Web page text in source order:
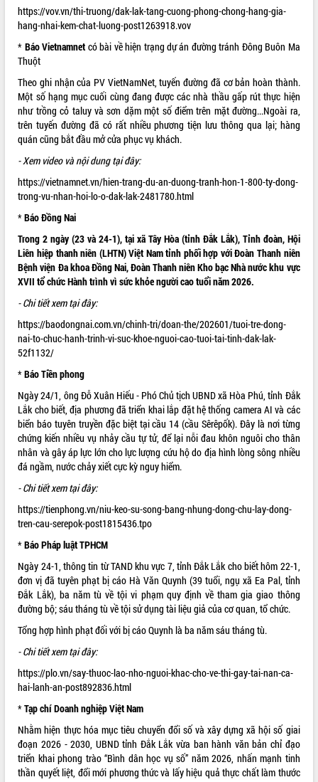
truyền số liệu chuyên dùng phục vụ cơ
quan Đảng, Nhà nước
Lễ phát động chuỗi hoạt động chung
tay làm sạch môi trường
Xã Ea Kar bước chuyển mình trong
công tác cải cách hành chính mô hình
mới
UBND tỉnh họp báo định kỳ tháng 4
năm 2026
Hội thảo khoa học “Giải pháp thúc đẩy
Đắk Lắk”
Tăng cường giám sát, đôn đốc thực
hiện nhiệm vụ quản lý tài sản công
hàng tuần
Tháo gỡ những vướng mắc, đẩy mạnh
công tác cải cách thủ tục hành chính
tại Trung tâm Phục vụ hành chính
Đắk Lắk: Tôn vinh 46 giải pháp tại Hội
thi Sáng tạo Kỹ thuật 2024 - 2025
Đắk Lắk rà soát, điều chỉnh Đề án 190
về phát triển nuôi trồng thủy sản
Phó Chủ tịch UBND tỉnh Đắk Lắk
Trương Công Thái kiểm tra thực địa
Dự án cao tốc Khánh Hòa - Buôn Ma
Thuột
Định vị cà phê Việt Nam như một “di
sản sống” trong dòng chảy toàn cầu
Xây dựng nông thôn mới: Nâng cao đời
sống người dân từ những mô hình thiết
thực
Quyết liệt tháo gỡ vướng mắc, đẩy
nhanh tiến độ các dự án trọng điểm
trong Khu kinh tế Nam Phú Yên
Hòn Yến phát triển du lịch gắn với bảo
tồn biển
Lấy ý kiến điều chỉnh Quy hoạch tỉnh
Đắk Lắk thời kỳ 2021-2030, tầm nhìn
Phát động chiến dịch 30 ngày đêm
giải phóng mặt bằng Tuyến đường bộ
ven biển
Đắk Lắk nỗ lực thúc đẩy tăng trưởng
II/2026
Đắk Lắk ký kết thỏa thuận hợp tác về
chuyển đổi số giai đoạn 2026 – 2030
với Tập đoàn Bưu chính Viễn thông
Việt Nam
https://vov.vn/thi-truong/dak-lak-tang-cuong-phong-chong-hang-gia-
hang-nhai-kem-chat-luong-post1263918.vov
* Báo Vietnamnetcó bài về hiện trạng dự án đường tránh Đông Buôn Ma
Thuột
Theo ghi nhận của PV VietNamNet, tuyến đường đã cơ bản hoàn thành.
Một số hạng mục cuối cùng đang được các nhà thầu gấp rút thực hiện
như trồng cỏ taluy và sơn dặm một số điểm trên mặt đường...Ngoài ra,
trên tuyến đường đã có rất nhiều phương tiện lưu thông qua lại; hàng
quán cũng bắt đầu mở cửa phục vụ khách.
- Xem video và nội dung tại đây:
https://vietnamnet.vn/hien-trang-du-an-duong-tranh-hon-1-800-ty-dong-
trong-vu-nhan-hoi-lo-o-dak-lak-2481780.html
*Báo Đồng Nai
Trong 2 ngày (23 và 24-1), tại xã Tây Hòa (tỉnh Đắk Lắk), Tỉnh đoàn, Hội
Liên hiệp thanh niên (LHTN) Việt Nam tỉnh phối hợp với Đoàn Thanh niên
Bệnh viện Đa khoa Đồng Nai, Đoàn Thanh niên Kho bạc Nhà nước khu vực
XVII tổ chức Hành trình vì sức khỏe người cao tuổi năm 2026.
- Chi tiết xem tại đây:
https://baodongnai.com.vn/chinh-tri/doan-the/202601/tuoi-tre-dong-
nai-to-chuc-hanh-trinh-vi-suc-khoe-nguoi-cao-tuoi-tai-tinh-dak-lak-
52f1132/
*Báo Tiền phong
Ngày 24/1, ông Đỗ Xuân Hiếu - Phó Chủ tịch UBND xã Hòa Phú, tỉnh Đắk
Lắk cho biết, địa phương đã triển khai lắp đặt hệ thống camera AI và các
biển báo tuyên truyền đặc biệt tại cầu 14 (cầu Sêrêpốk). Đây là nơi từng
chứng kiến nhiều vụ nhảy cầu tự tử, để lại nỗi đau khôn nguôi cho thân
nhân và gây áp lực lớn cho lực lượng cứu hộ do địa hình lòng sông nhiều
đá ngầm, nước chảy xiết cực kỳ nguy hiểm.
- Chi tiết xem tại đây:
https://tienphong.vn/niu-keo-su-song-bang-nhung-dong-chu-lay-dong-
tren-cau-serepok-post1815436.tpo
*Báo Pháp luật TPHCM
Ngày 24-1, thông tin từ TAND khu vực 7, tỉnhĐắk Lắk cho biết hôm 22-1,
đơn vị đã tuyên phạt bị cáo Hà Văn Quynh (39 tuổi, ngụ xã Ea Pal, tỉnh
Đắk Lắk), ba năm tù về tội vi phạm quy định về tham giagiao thông
đường bộ; sáu tháng tù về tội sử dụng tài liệu giả của cơ quan, tổ chức.
Tổng hợp hình phạt đối với bị cáo Quynh là ba năm sáu tháng tù.
- Chi tiết xem tại đây:
https://plo.vn/say-thuoc-lao-nho-nguoi-khac-cho-ve-thi-gay-tai-nan-ca-
hai-lanh-an-post892836.html
*Tạp chí Doanh nghiệp Việt Nam
Nhằm hiện thực hóa mục tiêu chuyển đổi số và xây dựng xã hội số giai
đoạn 2026 - 2030, UBND tỉnh Đắk Lắk vừa ban hành văn bản chỉ đạo
triển khai phong trào “Bình dân học vụ số” năm 2026, nhấn mạnh tinh
thần quyết liệt, đổi mới phương thức và lấy hiệu quả thực chất làm thước